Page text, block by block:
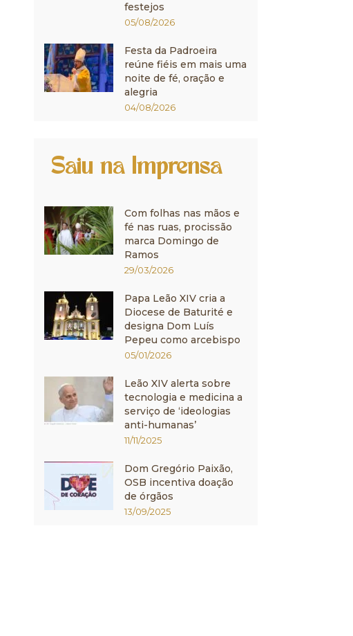
festejos
05/08/2026
Festa da Padroeira
reúne fiéis em mais uma
noite de fé, oração e
alegria
04/08/2026
Saiu na Imprensa
Com folhas nas mãos e
fé nas ruas, procissão
marca Domingo de
Ramos
29/03/2026
Papa Leão XIV cria a
Diocese de Baturité e
designa Dom Luís
Pepeu como arcebispo
05/01/2026
Leão XIV alerta sobre
tecnologia e medicina a
serviço de ‘ideologias
anti-humanas’
11/11/2025
Dom Gregório Paixão,
OSB incentiva doação
de órgãos
13/09/2025